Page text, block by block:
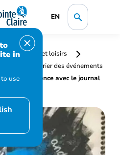
EN
in
use
sports et loisirs
Calendrier des événements
conscience avec le journal